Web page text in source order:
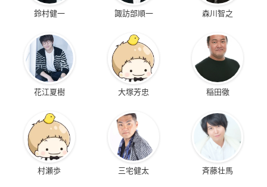
鈴村健一 諏訪部順一 森川智之
花江夏樹 大塚芳忠 稲田徹
村瀬歩 三宅健太 斉藤壮馬